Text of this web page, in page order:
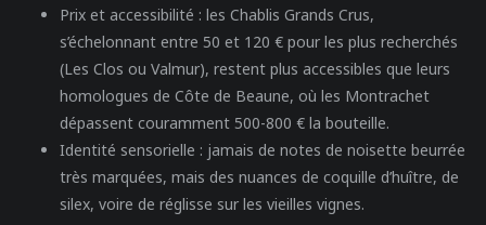
Prix et accessibilité : les Chablis Grands Crus,
s’échelonnant entre 50 et 120 € pour les plus recherchés
(Les Clos ou Valmur), restent plus accessibles que leurs
homologues de Côte de Beaune, où les Montrachet
dépassent couramment 500-800 € la bouteille.
Identité sensorielle : jamais de notes de noisette beurrée
très marquées, mais des nuances de coquille d’huître, de
silex, voire de réglisse sur les vieilles vignes.